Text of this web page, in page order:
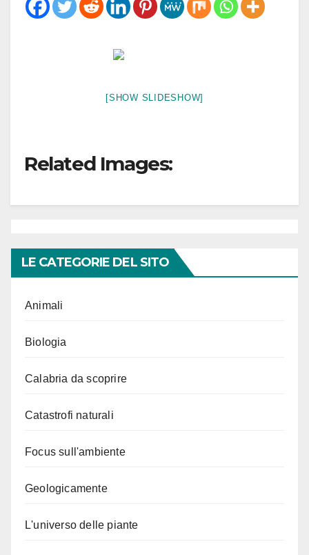
[SHOW SLIDESHOW]
Related Images:
LE CATEGORIE DEL SITO
Animali
Biologia
Calabria da scoprire
Catastrofi naturali
Focus sull'ambiente
Geologicamente
L'universo delle piante